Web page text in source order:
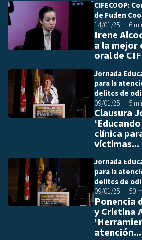
CIFECOOP:
de Fuden
14/01/25
6
Irene
a la mejor
oral de
Jornada
para la
delitos de
09/01/25
5
Clausura
clínica
víctimas...
Jornada
para la
delitos de
09/01/25
50
Ponencia
y Cristina
atención...